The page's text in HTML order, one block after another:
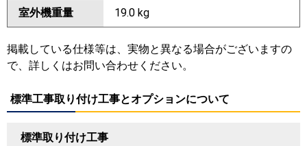
室外機重量 19.0 kg
掲載している仕様等は、実物と異なる場合がございますの
で、詳しくはお問い合わせください。
標準工事取り付け工事とオプションについて
標準取り付け工事